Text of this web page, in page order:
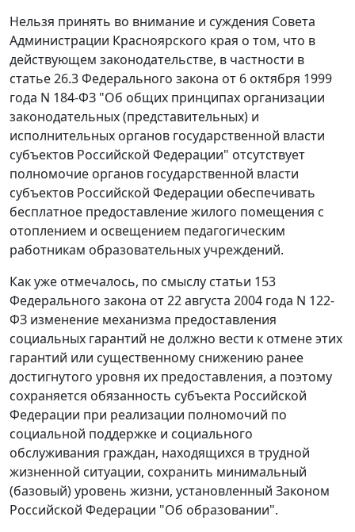
Нельзя принять во внимание и суждения Совета
Администрации Красноярского края о том, что в
действующем законодательстве, в частности в
статье 26.3 Федерального закона от 6 октября 1999
года N 184-ФЗ "Об общих принципах организации
законодательных (представительных) и
исполнительных органов государственной власти
субъектов Российской Федерации" отсутствует
полномочие органов государственной власти
субъектов Российской Федерации обеспечивать
бесплатное предоставление жилого помещения с
отоплением и освещением педагогическим
работникам образовательных учреждений.
Как уже отмечалось, по смыслу статьи 153
Федерального закона от 22 августа 2004 года N 122-
ФЗ изменение механизма предоставления
социальных гарантий не должно вести к отмене этих
гарантий или существенному снижению ранее
достигнутого уровня их предоставления, а поэтому
сохраняется обязанность субъекта Российской
Федерации при реализации полномочий по
социальной поддержке и социального
обслуживания граждан, находящихся в трудной
жизненной ситуации, сохранить минимальный
(базовый) уровень жизни, установленный Законом
Российской Федерации "Об образовании".